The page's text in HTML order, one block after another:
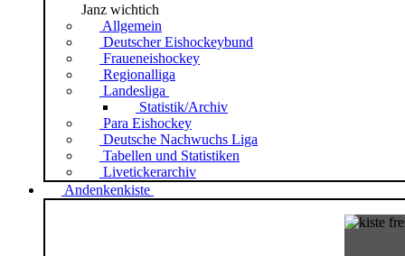
Janz wichtich
Allgemein
Deutscher Eishockeybund
Fraueneishockey
Regionalliga
Landesliga
Statistik/Archiv
Para Eishockey
Deutsche Nachwuchs Liga
Tabellen und Statistiken
Livetickerarchiv
Andenkenkiste